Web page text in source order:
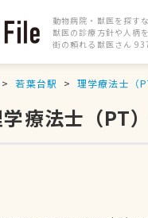
動物病院・獣医を探す
獣医の診療方針や人柄
街の頼れる獣医さん
若葉台駅 理学療法士（
療法士（PT